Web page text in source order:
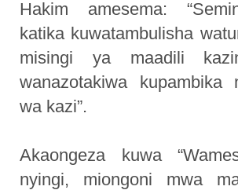
Hakim amesema:
katika kuwatambulisha
misingi ya maadili
wanazotakiwa kupambika
wa kazi”.
Akaongeza kuwa
nyingi, miongoni mwa